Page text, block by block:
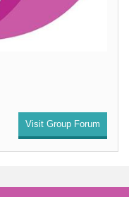
Visit Group Forum